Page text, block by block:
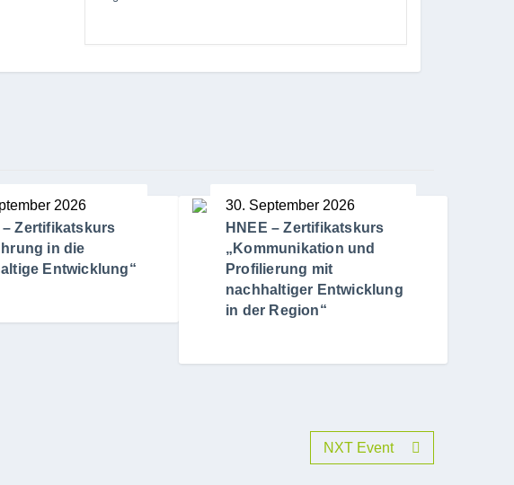
2026
– Zertifikatskurs
in die
Entwicklung“
30. September 2026
HNEE – Zertifikatskurs
„Kommunikation und
Profilierung mit
nachhaltiger Entwicklung
in der Region“
NXT Event